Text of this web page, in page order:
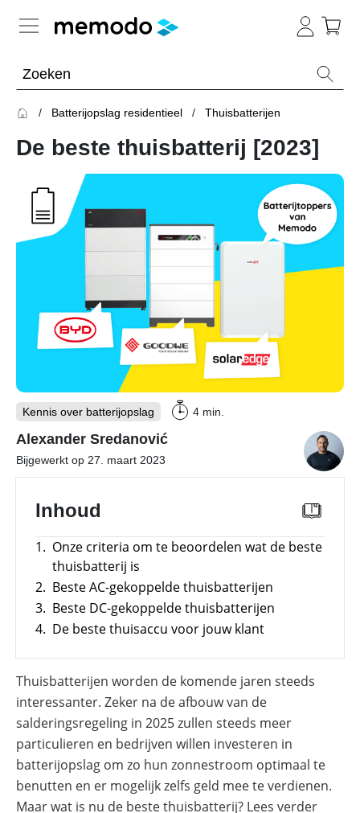
Batterijopslag residentieel
Onderwerpen
Thuisbatterijen
Merken
Batterijopslag commercieel
Is
commerciële
batterij
de
moeite
Overzicht
Meer
Sungrow
Energiemanagementsystemen
voor
bedrijven:
zo
optimaliseer
PV
&
PV-installaties
Onderwerpen
Veiligheid
Merken
E-mobility
Overzicht
Subsidies
Merken
Tools
Memodo Academy
Online shop
Nederland
Batterijopslag residentieel Thuisbatterijen
De beste thuisbatterij [2023]
Kennis over batterijopslag
Bijgewerkt op 27. maart 2023
4 min.
Alexander Sredanović
Inhoud
1. Onze criteria om te beoordelen wat de beste
thuisbatterij is
2. Beste AC-gekoppelde thuisbatterijen
3. Beste DC-gekoppelde thuisbatterijen
4. De beste thuisaccu voor jouw klant
Thuisbatterijen worden de komende jaren steeds
interessanter. Zeker na de afbouw van de
salderingsregeling in 2025 zullen steeds meer
particulieren en bedrijven willen investeren in
batterijopslag om zo hun zonnestroom optimaal te
benutten en er mogelijk zelfs geld mee te verdienen.
Maar wat is nu de beste thuisbatterij? Lees verder